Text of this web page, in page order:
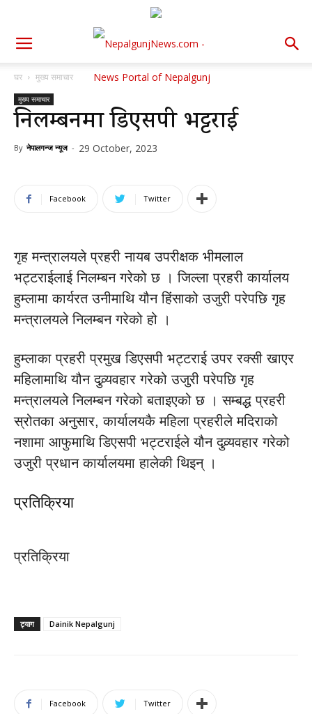
घर मुख्य समाचार
मुख्य समाचार
निलम्बनमा डिएसपी भट्टराई
By नेपालगन्ज न्यूज - 29 October, 2023
Facebook Twitter
गृह मन्त्रालयले प्रहरी नायब उपरीक्षक भीमलाल
भट्टराईलाई निलम्बन गरेको छ । जिल्ला प्रहरी कार्यालय
हुम्लामा कार्यरत उनीमाथि यौन हिंसाको उजुरी परेपछि गृह
मन्त्रालयले निलम्बन गरेको हो ।
हुम्लाका प्रहरी प्रमुख डिएसपी भट्टराई उपर रक्सी खाएर
महिलामाथि यौन दुव्र्यवहार गरेको उजुरी परेपछि गृह
मन्त्रालयले निलम्बन गरेको बताइएको छ । सम्बद्ध प्रहरी
स्रोतका अनुसार, कार्यालयकै महिला प्रहरीले मदिराको
नशामा आफुमाथि डिएसपी भट्टराईले यौन दुव्र्यवहार गरेको
उजुरी प्रधान कार्यालयमा हालेकी थिइन् ।
प्रतिक्रिया
प्रतिक्रिया
ट्याग Dainik Nepalgunj
Facebook Twitter